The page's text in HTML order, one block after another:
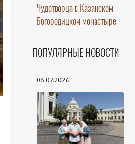
Чудотворца в Казанском
Богородицком монастыре
ПОПУЛЯРНЫЕ НОВОСТИ
08.07.2026